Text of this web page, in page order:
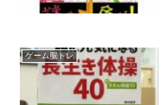
ゲーム脳トレ